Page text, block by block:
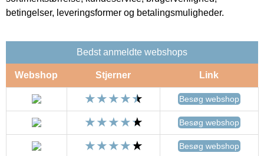
betingelser, leveringsformer og betalingsmuligheder.
Bedst anmeldte webshops
Webshop Stjerner Link
Besøg webshop
Besøg webshop
Besøg webshop